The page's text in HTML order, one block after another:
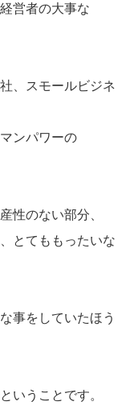
営者の大事な
、スモールビジネ
ンパワーの
性のない部分、
とてももったいな
事をしていたほう
いうことです。